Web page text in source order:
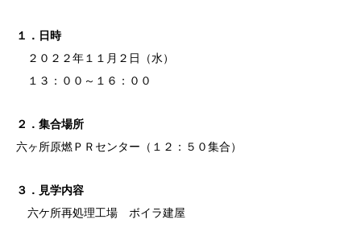
１．日時
２０２２年１１月２日（水）
１３：００～１６：００
２．集合場所
六ヶ所原燃ＰＲセンター（１２：５０集合）
３．見学内容
六ケ所再処理工場 ボイラ建屋